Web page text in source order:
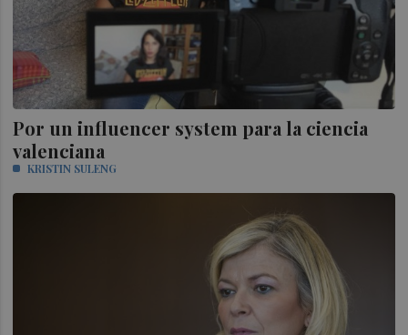
Por un influencer system para la ciencia
valenciana
KRISTIN SULENG